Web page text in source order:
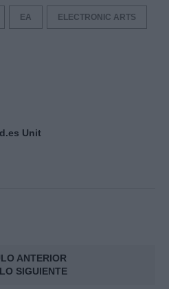
EA ELECTRONIC ARTS
Unit
ANTERIOR
SIGUIENTE